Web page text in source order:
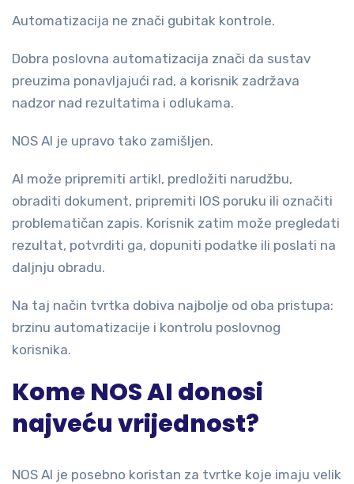
Automatizacija ne znači gubitak kontrole.
Dobra poslovna automatizacija znači da sustav
preuzima ponavljajući rad, a korisnik zadržava
nadzor nad rezultatima i odlukama.
NOS AI je upravo tako zamišljen.
AI može pripremiti artikl, predložiti narudžbu,
obraditi dokument, pripremiti IOS poruku ili označiti
problematičan zapis. Korisnik zatim može pregledati
rezultat, potvrditi ga, dopuniti podatke ili poslati na
daljnju obradu.
Na taj način tvrtka dobiva najbolje od oba pristupa:
brzinu automatizacije i kontrolu poslovnog
korisnika.
Kome NOS AI donosi
najveću vrijednost?
NOS AI je posebno koristan za tvrtke koje imaju velik